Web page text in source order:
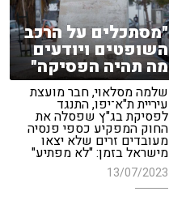
"מסתכלים על הרכב
השופטים ויודעים
מה תהיה הפסיקה"
שלמה מסלאוי, חבר מועצת
עיריית ת"א־יפו, התנגד
לפסיקת בג"ץ שפסלה את
החוק המפקיע כספי פנסיה
מעובדים זרים שלא יצאו
מישראל בזמן: "לא מפתיע"
13/07/2023